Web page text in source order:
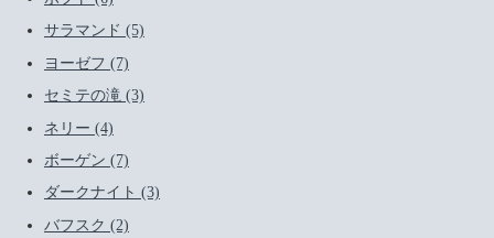
サラマンド (5)
ヨーゼフ (7)
セミテの滝 (3)
ネリー (4)
ボーゲン (7)
ダークナイト (3)
バフスク (2)